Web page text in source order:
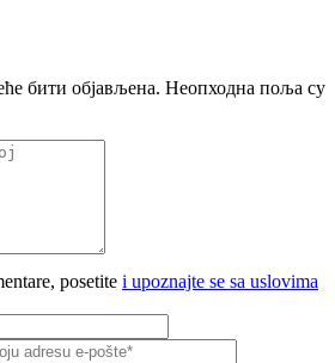
бити објављена. Неопходна поља су
posetite i upoznajte se sa uslovima